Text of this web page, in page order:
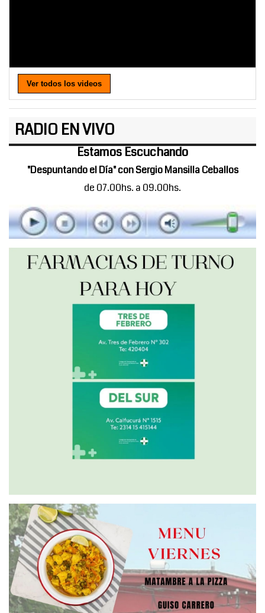
Ver todos los videos
RADIO EN VIVO
Estamos Escuchando
"Despuntando el Día" con Sergio Mansilla Ceballos
de 07.00hs. a 09.00hs.